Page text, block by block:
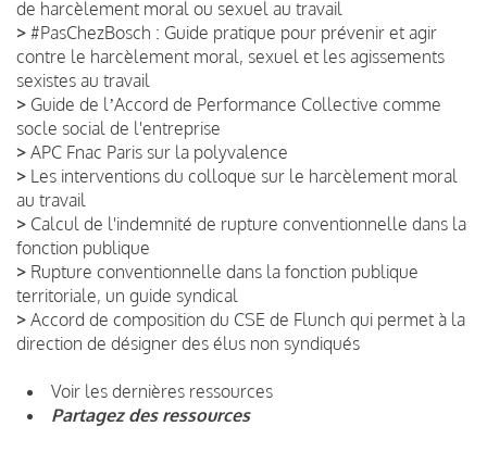
de harcèlement moral ou sexuel au travail
> #PasChezBosch : Guide pratique pour prévenir et agir
contre le harcèlement moral, sexuel et les agissements
sexistes au travail
> Guide de lʼAccord de Performance Collective comme
socle social de l'entreprise
> APC Fnac Paris sur la polyvalence
> Les interventions du colloque sur le harcèlement moral
au travail
> Calcul de l'indemnité de rupture conventionnelle dans la
fonction publique
> Rupture conventionnelle dans la fonction publique
territoriale, un guide syndical
> Accord de composition du CSE de Flunch qui permet à la
direction de désigner des élus non syndiqués
Voir les dernières ressources
Partagez des ressources